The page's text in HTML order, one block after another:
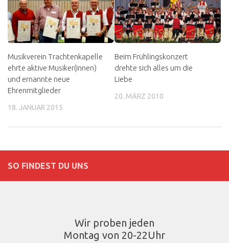
Musikverein Trachtenkapelle
ehrte aktive Musiker(innen)
und ernannte neue
Ehrenmitglieder
18. JANUAR 2015
Beim Frühlingskonzert
drehte sich alles um die
Liebe
20. MÄRZ 2010
SO FINDEST DU UNS
Wir proben jeden
Montag von 20-22Uhr